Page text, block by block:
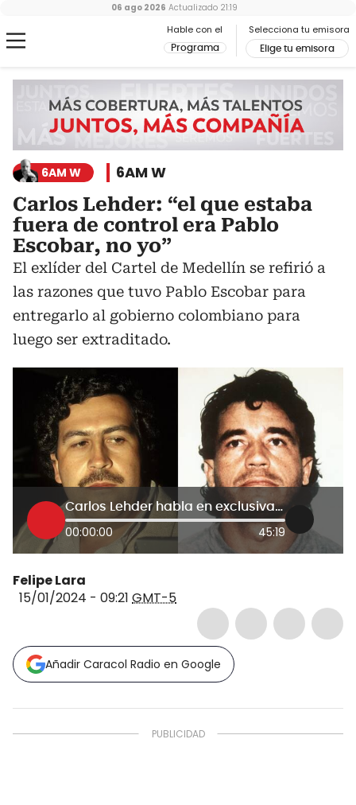
Hable con el
Programa
Selecciona tu emisora
Elige tu emisora
06 ago 2026 Actualizado 21:19
6AM W 6AM W
Carlos Lehder: “el que estaba
fuera de control era Pablo
Escobar, no yo”
El exlíder del Cartel de Medellín se refirió a
las razones que tuvo Pablo Escobar para
entregarlo al gobierno colombiano para
luego ser extraditado.
Carlos Lehder habla en exclusiva con La W
00:00:00 45:19
Felipe Lara
15/01/2024 - 09:21 GMT-5
Añadir Caracol Radio en Google